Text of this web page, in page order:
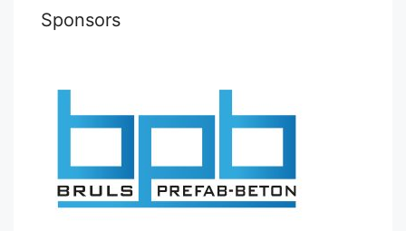
Sponsors